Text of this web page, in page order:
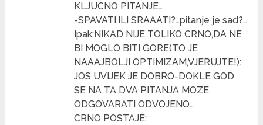
KLJUCNO PITANJE…
-SPAVATI,ILI SRAAATI?…pitanje je sad?…
Ipak:NIKAD NIJE TOLIKO CRNO,DA NE
BI MOGLO BITI GORE(TO JE
NAAAJBOLJI OPTIMIZAM,VJERUJTE!):
JOS UVIJEK JE DOBRO-DOKLE GOD
SE NA TA DVA PITANJA MOZE
ODGOVARATI ODVOJENO…
CRNO POSTAJE: